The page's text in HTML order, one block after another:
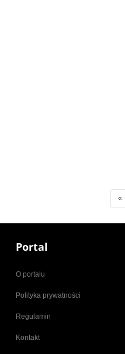
«
Portal
O portalu
Polityka prywatności
Regulamin
Kontakt